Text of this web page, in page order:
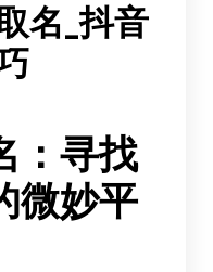
名_抖音
：寻找
微妙平